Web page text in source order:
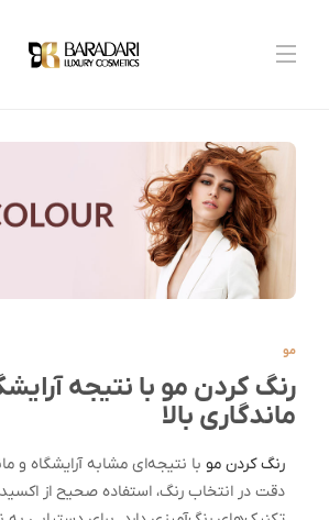
مو
رنگ کردن مو با نتیجه
ماندگاری بالا
رنگ کردن مو با نتیجه‌ای مشابه آرایشگاه و
دقت در انتخاب رنگ، استفاده صحیح از